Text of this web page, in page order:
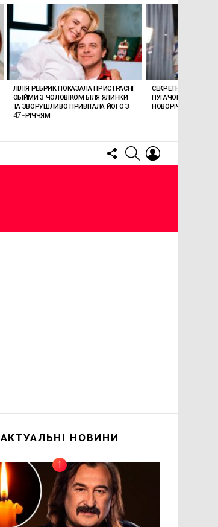
FOLLOW
US
SEARCH
ЛІЛІЯ РЕБРИК ПОКАЗАЛА ПРИСТРАСНІ
ОБІЙМИ З ЧОЛОВІКОМ БІЛЯ ЯЛИНКИ
ТА ЗВОРУШЛИВО ПРИВІТАЛА ЙОГО З
47-РІЧЧЯМ
СЕКРЕТНЕ
ПУГАЧОВОЇ ТА
НОВОРІЧНУ МОСКВУ
АКТУАЛЬНІ НОВИНИ